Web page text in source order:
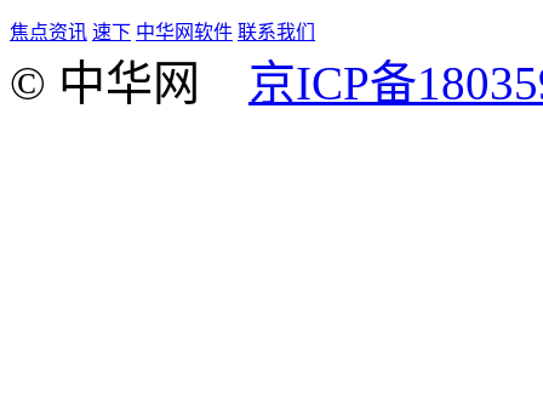
焦点资讯 速下 中华网软件 联系我们
© 中华网 京ICP备